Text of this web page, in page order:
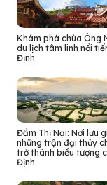
Khám phá chùa Ông
du lịch tâm linh nổi
Định
Đầm Thị Nại: Nơi lưu
những trận đại thủy
trở thành biểu tượng
Định